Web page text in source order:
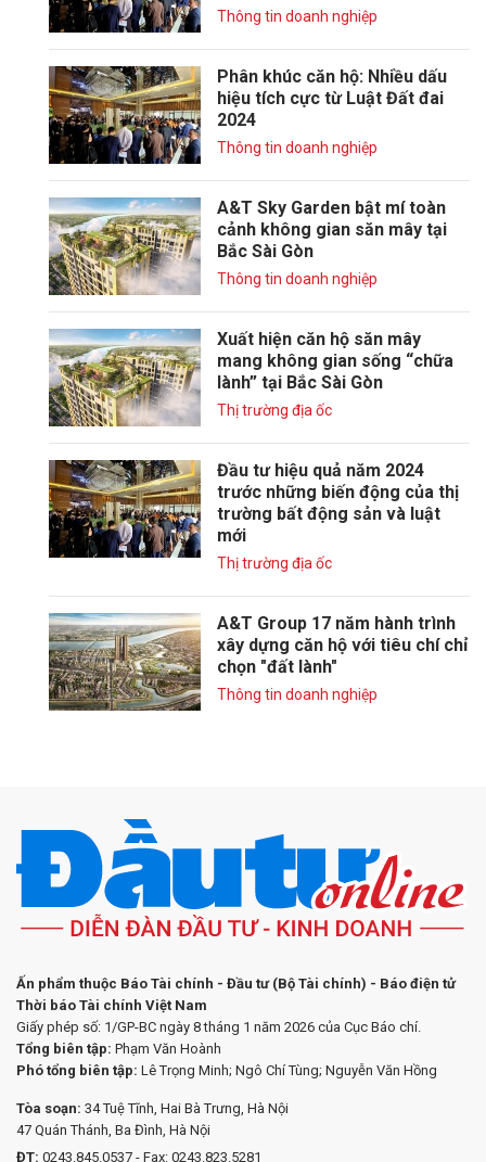
Thông tin doanh nghiệp
Phân khúc căn hộ: Nhiều dấu
hiệu tích cực từ Luật Đất đai
2024
Thông tin doanh nghiệp
A&T Sky Garden bật mí toàn
cảnh không gian săn mây tại
Bắc Sài Gòn
Thông tin doanh nghiệp
Xuất hiện căn hộ săn mây
mang không gian sống “chữa
lành” tại Bắc Sài Gòn
Thị trường địa ốc
Đầu tư hiệu quả năm 2024
trước những biến động của thị
trường bất động sản và luật
mới
Thị trường địa ốc
A&T Group 17 năm hành trình
xây dựng căn hộ với tiêu chí chỉ
chọn "đất lành"
Thông tin doanh nghiệp
Ấn phẩm thuộc Báo Tài chính - Đầu tư (Bộ Tài chính) - Báo điện tử
Thời báo Tài chính Việt Nam
Giấy phép số: 1/GP-BC ngày 8 tháng 1 năm 2026 của Cục Báo chí.
Tổng biên tập: Phạm Văn Hoành
Phó tổng biên tập: Lê Trọng Minh; Ngô Chí Tùng; Nguyễn Văn Hồng
Tòa soạn: 34 Tuệ Tĩnh, Hai Bà Trưng, Hà Nội
47 Quán Thánh, Ba Đình, Hà Nội
ĐT: 0243.845.0537 - Fax: 0243.823.5281